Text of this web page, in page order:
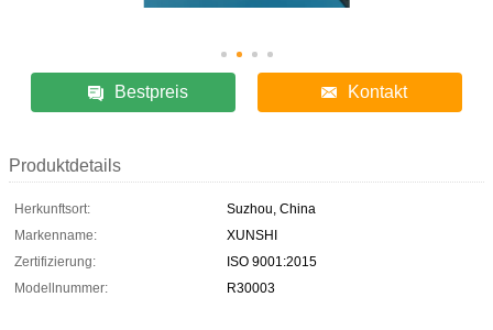
Bestpreis Kontakt
Produktdetails
Herkunftsort:
Suzhou, China
Markenname:
XUNSHI
Zertifizierung:
ISO 9001:2015
Modellnummer:
R30003